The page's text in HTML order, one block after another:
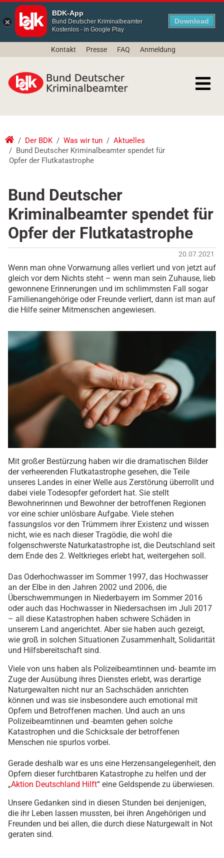
BDK-App
Bund Deutscher Kriminalbeamter
Kostenlos - in Google Play
Download
Kontakt Presse FAQ Anmeldung
Der BDK Was wir tun
Aktuelles
Bund Deutscher Kriminalbeamter spendet für
Opfer der Flutkatastrophe
Bund Deutscher
Kriminalbeamter spendet für
Opfer der Flutkatastrophe
20.07.2021
Wenn man ohne Vorwarnung alles verliert und von jetzt auf
gleich vor dem Nichts steht – wenn man sein Zuhause, lieb
gewonnene Erinnerungen und im schlimmsten Fall sogar
Familienangehörige oder Freunde verliert, dann ist man auf
die Hilfe seiner Mitmenschen angewiesen.
Mit großer Bestürzung haben wir die dramatischen Bilder
der verheerenden Flutkatastrophe gesehen, die Teile
unseres Landes in einer Welle aus Zerstörung überrollt und
dabei viele Todesopfer gefordert hat. Sie stellt
Bewohnerinnen und Bewohner der betroffenen Regionen
vor eine schier unlösbare Aufgabe. Viele stehen
fassungslos vor den Trümmern ihrer Existenz und wissen
nicht, wie es nach dieser Tragödie, die wohl die
folgenschwerste Naturkatastrophe ist, die Deutschland seit
dem Ende des 2. Weltkrieges erlebt hat, weitergehen soll.
Das Oderhochwasser im Sommer 1997, das Hochwasser
an der Elbe in den Jahren 2002 und 2006, die
Überschwemmungen in Niederbayern im Sommer 2016
oder auch das Hochwasser in Niedersachsen im Juli 2017
– all diese Katastrophen haben schwere Schäden in
unserem Land angerichtet. Aber sie haben auch gezeigt,
wie groß in solchen Situationen Zusammenhalt, Solidarität
und Hilfsbereitschaft sind.
Viele von uns haben als Polizeibeamtinnen und- beamte im
Zuge der Ausübung ihres Dienstes erlebt, was derartige
Naturgewalten nicht nur an Sachschäden anrichten
können und was sie insbesondere auch emotional mit
Opfern und Betroffenen machen. Und auch an uns
Polizeibeamtinnen und -beamten gehen solche
Katastrophen und die Schicksale der betroffenen
Menschen nie spurlos vorbei.
Gerade deshalb war es uns eine Herzensangelegenheit, den
Opfern dieser furchtbaren Katastrophe zu helfen und der
„Aktion Deutschland Hilft“ eine Geldspende zu überwiesen.
Unsere Gedanken sind in diesen Stunden bei denjenigen,
die ihr Leben lassen mussten, bei ihren Angehörigen und
Freunden und bei allen, die durch diese Naturgewalt in Not
geraten sind.